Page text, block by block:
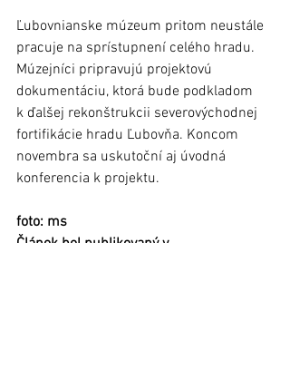
Ľubovnianske múzeum pritom neustále
pracuje na sprístupnení celého hradu.
Múzejníci pripravujú projektovú
dokumentáciu, ktorá bude podkladom
k ďalšej rekonštrukcii severovýchodnej
fortifikácie hradu Ľubovňa. Koncom
novembra sa uskutoční aj úvodná
foto: ms
Článok bol publikovaný v